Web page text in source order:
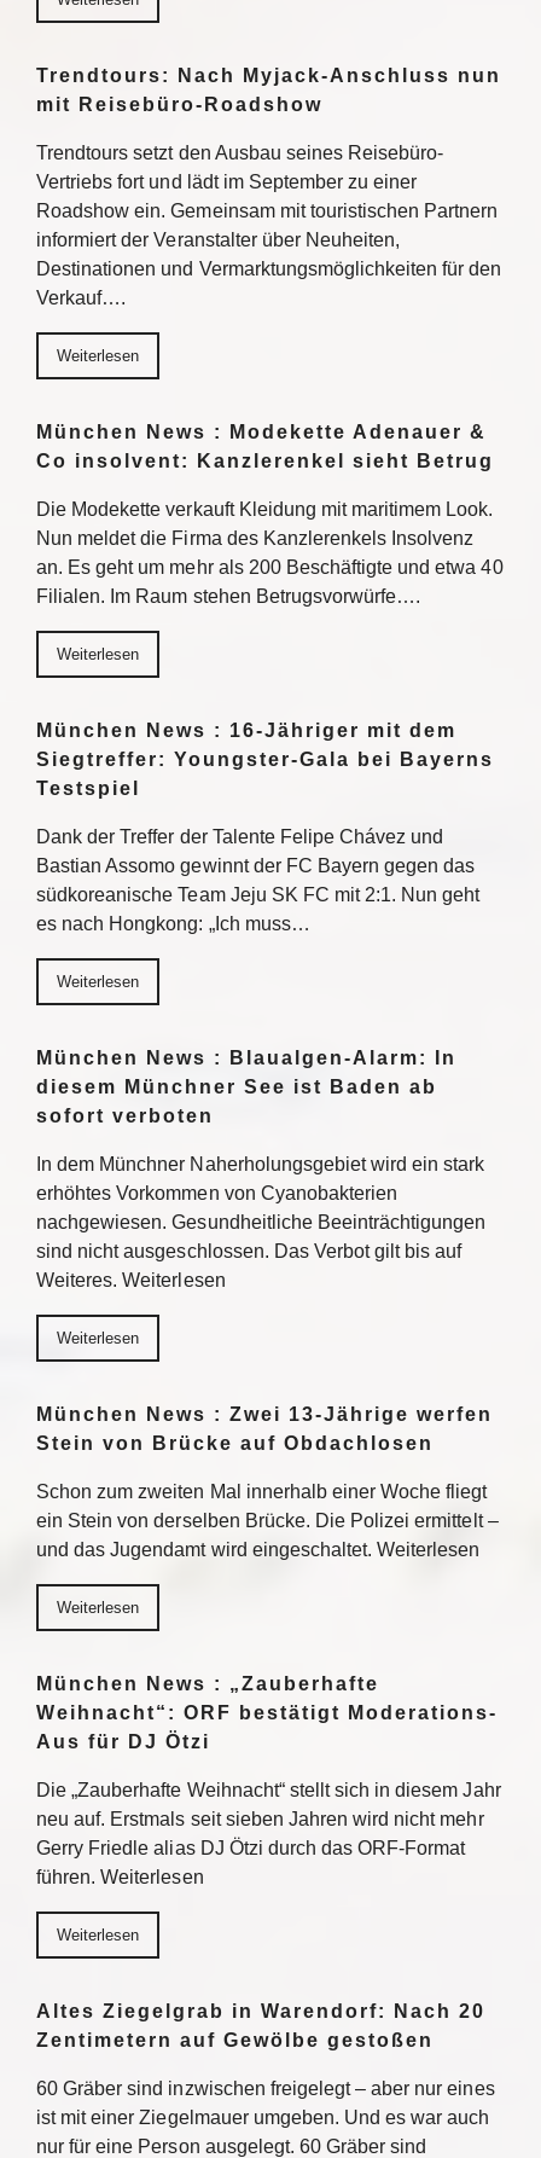
Trendtours: Nach Myjack-Anschluss nun
mit Reisebüro-Roadshow
Trendtours setzt den Ausbau seines Reisebüro-
Vertriebs fort und lädt im September zu einer
Roadshow ein. Gemeinsam mit touristischen Partnern
informiert der Veranstalter über Neuheiten,
Destinationen und Vermarktungsmöglichkeiten für den
Verkauf….
Weiterlesen
München News : Modekette Adenauer &
Co insolvent: Kanzlerenkel sieht Betrug
Die Modekette verkauft Kleidung mit maritimem Look.
Nun meldet die Firma des Kanzlerenkels Insolvenz
an. Es geht um mehr als 200 Beschäftigte und etwa 40
Filialen. Im Raum stehen Betrugsvorwürfe….
Weiterlesen
München News : 16-Jähriger mit dem
Siegtreffer: Youngster-Gala bei Bayerns
Testspiel
Dank der Treffer der Talente Felipe Chávez und
Bastian Assomo gewinnt der FC Bayern gegen das
südkoreanische Team Jeju SK FC mit 2:1. Nun geht
es nach Hongkong: „Ich muss…
Weiterlesen
München News : Blaualgen-Alarm: In
diesem Münchner See ist Baden ab
sofort verboten
In dem Münchner Naherholungsgebiet wird ein stark
erhöhtes Vorkommen von Cyanobakterien
nachgewiesen. Gesundheitliche Beeinträchtigungen
sind nicht ausgeschlossen. Das Verbot gilt bis auf
Weiteres. Weiterlesen
Weiterlesen
München News : Zwei 13-Jährige werfen
Stein von Brücke auf Obdachlosen
Schon zum zweiten Mal innerhalb einer Woche fliegt
ein Stein von derselben Brücke. Die Polizei ermittelt –
und das Jugendamt wird eingeschaltet. Weiterlesen
Weiterlesen
München News : „Zauberhafte
Weihnacht“: ORF bestätigt Moderations-
Aus für DJ Ötzi
Die „Zauberhafte Weihnacht“ stellt sich in diesem Jahr
neu auf. Erstmals seit sieben Jahren wird nicht mehr
Gerry Friedle alias DJ Ötzi durch das ORF-Format
führen. Weiterlesen
Weiterlesen
Altes Ziegelgrab in Warendorf: Nach 20
Zentimetern auf Gewölbe gestoßen
60 Gräber sind inzwischen freigelegt – aber nur eines
ist mit einer Ziegelmauer umgeben. Und es war auch
nur für eine Person ausgelegt. 60 Gräber sind